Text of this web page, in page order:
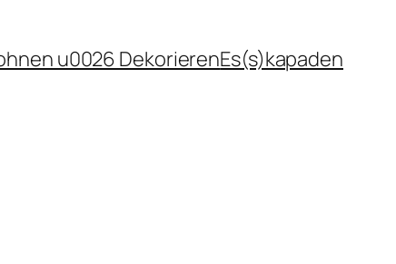
u0026 DekorierenEs(s)kapaden